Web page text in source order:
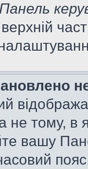
Панель
не тому, в
вашу